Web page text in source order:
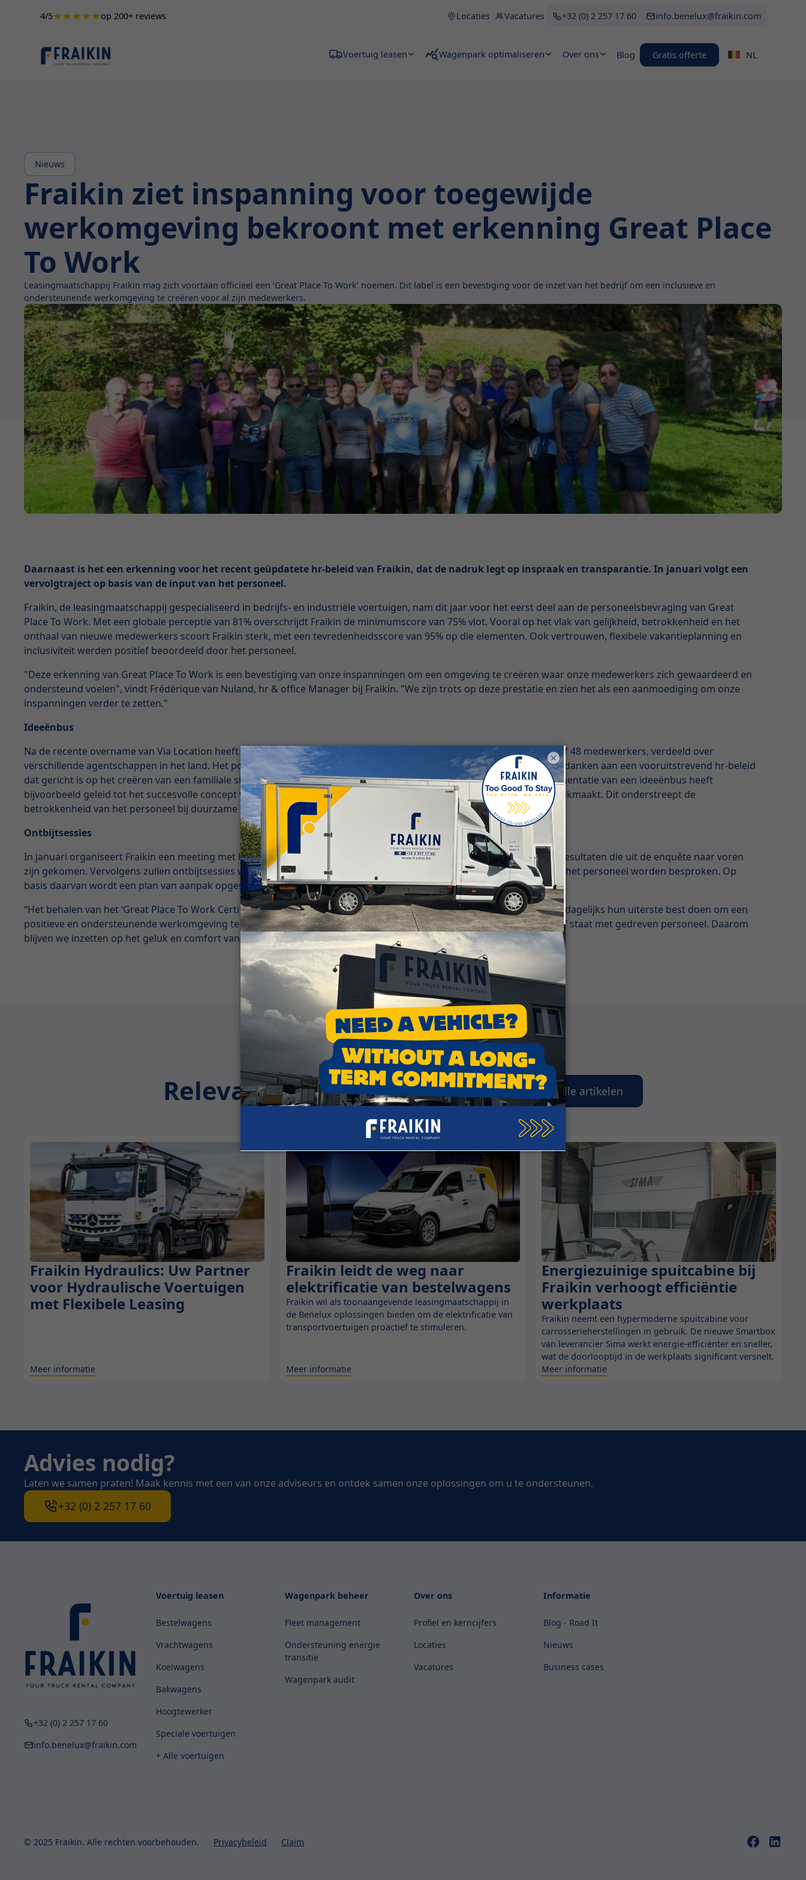
4/5 op 200+ reviews Locaties Vacatures +32 (0) 2 257 17 60 info.benelux@fraikin.com
Voertuig leasen Wagenpark optimaliseren Over ons Blog Gratis offerte NL
Nieuws
Fraikin ziet inspanning voor toegewijde
werkomgeving bekroont met erkenning Great Place
To Work
Leasingmaatschappij Fraikin mag zich voortaan officieel een ‘Great Place To Work’ noemen. Dit label is een bevestiging voor de inzet van het bedrijf om een inclusieve en
ondersteunende werkomgeving te creëren voor al zijn medewerkers.
Daarnaast is het een erkenning voor het recent geüpdatete hr-beleid van Fraikin, dat de nadruk legt op inspraak en transparantie. In januari volgt een
vervolgtraject op basis van de input van het personeel.
Fraikin, de leasingmaatschappij gespecialiseerd in bedrijfs- en industriële voertuigen, nam dit jaar voor het eerst deel aan de personeelsbevraging van Great
Place To Work. Met een globale perceptie van 81% overschrijdt Fraikin de minimumscore van 75% vlot. Vooral op het vlak van gelijkheid, betrokkenheid en het
onthaal van nieuwe medewerkers scoort Fraikin sterk, met een tevredenheidsscore van 95% op die elementen. Ook vertrouwen, flexibele vakantieplanning en
inclusiviteit werden positief beoordeeld door het personeel.
"Deze erkenning van Great Place To Work is een bevestiging van onze inspanningen om een omgeving te creëren waar onze medewerkers zich gewaardeerd en
ondersteund voelen", vindt Frédérique van Nuland, hr & office Manager bij Fraikin. "We zijn trots op deze prestatie en zien het als een aanmoediging om onze
inspanningen verder te zetten."
Ideeënbus
Na de recente overname van Via Location heeft Fraikin een opmerkelijke groei doorgemaakt. Momenteel telt het bedrijf 48 medewerkers, verdeeld over
verschillende agentschappen in het land. Het positieve resultaat in de Great Place To Work-bevraging is grotendeels te danken aan een vooruitstrevend hr-beleid
dat gericht is op het creëren van een familiale sfeer, open communicatie en het welzijn van de medewerkers. De implementatie van een ideeënbus heeft
bijvoorbeeld geleid tot het succesvolle concept van fietsleasing, waarvan momenteel al een tiental medewerkers gebruikmaakt. Dit onderstreept de
betrokkenheid van het personeel bij duurzame initiatieven die door de leasingmaatschappij worden gestimuleerd.
Ontbijtsessies
In januari organiseert Fraikin een meeting met het management om actief te werken aan de verbetering van mindere resultaten die uit de enquête naar voren
zijn gekomen. Vervolgens zullen ontbijtsessies worden gehouden, waarbij de enquêteresultaten in kleine groepen met het personeel worden besproken. Op
basis daarvan wordt een plan van aanpak opgesteld om met de resultaten aan de slag te gaan.
“Het behalen van het ‘Great Place To Work Certified’-label is een onderscheiding voor alle medewerkers van Fraikin, die dagelijks hun uiterste best doen om een
positieve en ondersteunende werkomgeving te creëren. Wij zijn een servicebedrijf, en de kwaliteit van die service valt of staat met gedreven personeel. Daarom
blijven we inzetten op het geluk en comfort van al onze mensen”, besluit van Nuland.
Relevante Road-It artikelen Bekijk alle artikelen
Nieuws
Fraikin Hydraulics: Uw Partner
voor Hydraulische Voertuigen
met Flexibele Leasing
Meer informatie
Nieuws
Fraikin leidt de weg naar
elektrificatie van bestelwagens
Fraikin wil als toonaangevende leasingmaatschappij in
de Benelux oplossingen bieden om de elektrificatie van
transportvoertuigen proactief te stimuleren.
Meer informatie
Nieuws
Energiezuinige spuitcabine bij
Fraikin verhoogt efficiëntie
werkplaats
Fraikin neemt een hypermoderne spuitcabine voor
carrosserieherstellingen in gebruik. De nieuwe Smartbox
van leverancier Sima werkt energie-efficiënter en sneller,
wat de doorlooptijd in de werkplaats significant versnelt.
Meer informatie
Advies nodig?
Laten we samen praten! Maak kennis met een van onze adviseurs en ontdek samen onze oplossingen om u te ondersteunen.
+32 (0) 2 257 17 60
+32 (0) 2 257 17 60
info.benelux@fraikin.com
Voertuig leasen
Bestelwagens
Vrachtwagens
Koelwagens
Bakwagens
Hoogtewerker
Speciale voertuigen
+ Alle voertuigen
Wagenpark beheer
Fleet management
Ondersteuning energie
transitie
Wagenpark audit
Over ons
Profiel en kerncijfers
Locaties
Vacatures
Informatie
Blog - Road It
Nieuws
Business cases
© 2025 Fraikin. Alle rechten voorbehouden. Privacybeleid Claim
×